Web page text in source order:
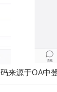
源于OA中